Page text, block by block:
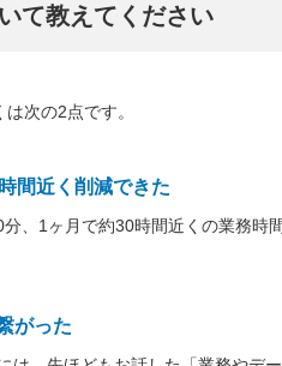
て教えてください
次の2点です。
間近く削減できた
、1ヶ月で約30時間近くの業務時
がった